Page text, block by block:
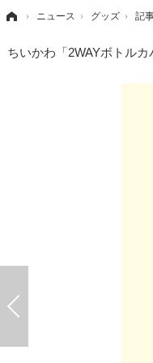
› ニュース › グッズ › 記
ちいかわ「2WAYボトル